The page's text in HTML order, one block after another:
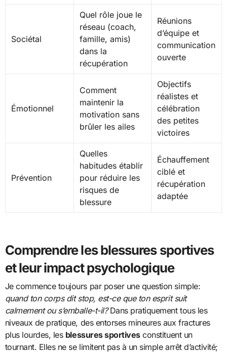
Sociétal
Quel rôle joue le
réseau (coach,
famille, amis)
dans la
récupération
Réunions
d’équipe et
communication
ouverte
Émotionnel
Comment
maintenir la
motivation sans
brûler les ailes
Objectifs
réalistes et
célébration
des petites
victoires
Prévention
Quelles
habitudes établir
pour réduire les
risques de
blessure
Échauffement
ciblé et
récupération
adaptée
Comprendre les blessures sportives
et leur impact psychologique
Je commence toujours par poser une question simple:
quand ton corps dit stop, est-ce que ton esprit suit
calmement ou s’emballe-t-il?Dans pratiquement tous les
niveaux de pratique, des entorses mineures aux fractures
plus lourdes, les blessures sportivesconstituent un
tournant. Elles ne se limitent pas à un simple arrêt d’activité;